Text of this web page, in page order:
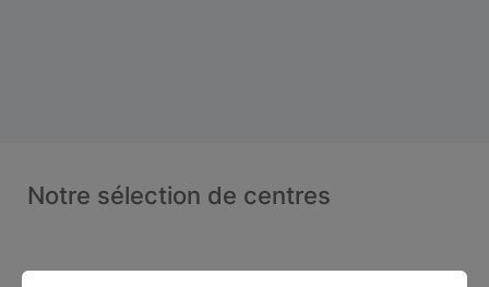
Notre sélection de centres